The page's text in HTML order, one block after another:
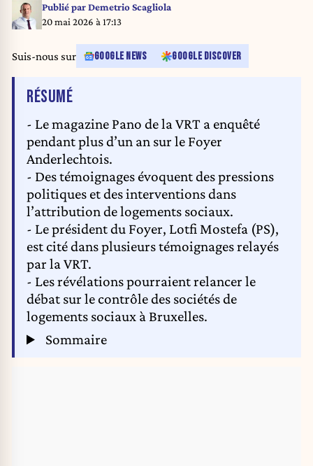
Publié parDemetrio Scagliola
20 mai 2026 à 17:13
Suis-nous sur GOOGLE NEWS GOOGLE DISCOVER
RÉSUMÉDE L'ARTICLE
- Le magazine Pano de la VRT a enquêté
pendant plus d’un an sur le Foyer
Anderlechtois.
- Des témoignages évoquent des pressions
politiques et des interventions dans
l’attribution de logements sociaux.
- Le président du Foyer, Lotfi Mostefa (PS),
est cité dans plusieurs témoignages relayés
par la VRT.
- Les révélations pourraient relancer le
débat sur le contrôle des sociétés de
logements sociaux à Bruxelles.
Sommaire